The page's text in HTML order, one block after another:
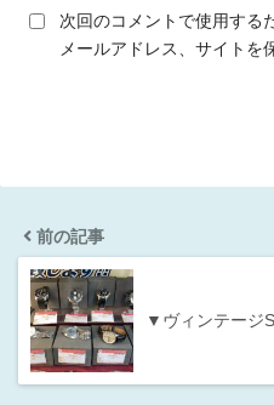
次回のコメントで使用する
メールアドレス、サイトを
前の記事
▼ヴィンテージ